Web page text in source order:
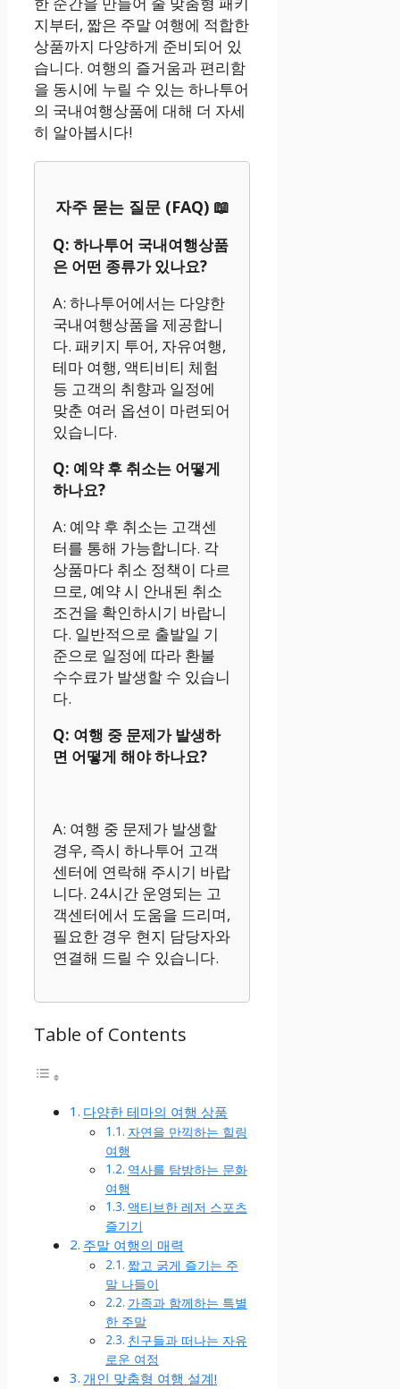
지부터, 짧은 주말 여행에 적합한
상품까지 다양하게 준비되어 있
습니다. 여행의 즐거움과 편리함
을 동시에 누릴 수 있는 하나투어
의 국내여행상품에 대해 더 자세
히 알아봅시다!
자주 묻는 질문 (FAQ) 📖
Q: 하나투어 국내여행상품
은 어떤 종류가 있나요?
A: 하나투어에서는 다양한
국내여행상품을 제공합니
다. 패키지 투어, 자유여행,
테마 여행, 액티비티 체험
등 고객의 취향과 일정에
맞춘 여러 옵션이 마련되어
있습니다.
Q: 예약 후 취소는 어떻게
하나요?
A: 예약 후 취소는 고객센
터를 통해 가능합니다. 각
상품마다 취소 정책이 다르
므로, 예약 시 안내된 취소
조건을 확인하시기 바랍니
다. 일반적으로 출발일 기
준으로 일정에 따라 환불
수수료가 발생할 수 있습니
다.
Q: 여행 중 문제가 발생하
면 어떻게 해야 하나요?
A: 여행 중 문제가 발생할
경우, 즉시 하나투어 고객
센터에 연락해 주시기 바랍
니다. 24시간 운영되는 고
객센터에서 도움을 드리며,
필요한 경우 현지 담당자와
연결해 드릴 수 있습니다.
Table of Contents
다양한 테마의 여행 상품
자연을 만끽하는 힐링
여행
역사를 탐방하는 문화
여행
액티브한 레저 스포츠
즐기기
주말 여행의 매력
짧고 굵게 즐기는 주
말 나들이
가족과 함께하는 특별
한 주말
친구들과 떠나는 자유
로운 여정
개인 맞춤형 여행 설계!